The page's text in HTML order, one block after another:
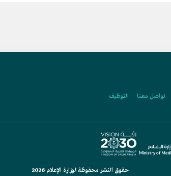
تواصل معنا التوظيف
حقوق النشر محفوظة لوزارة الإعلام 2026